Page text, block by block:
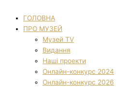
ГОЛОВНА
ПРО МУЗЕЙ
Музей TV
Видання
Наші проекти
Онлайн-конкурс 2024
Онлайн-конкурс 2026